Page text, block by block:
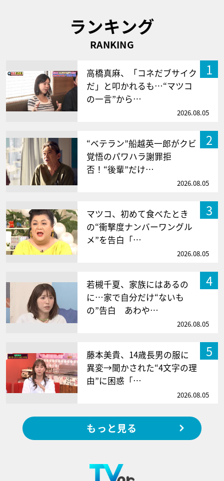
ランキング
RANKING
1
高橋真麻、「コネだブサイク
だ」と叩かれるも…“マツコ
の一言”から…
2026.08.05
2
“ベテラン”船越英一郎がクビ
覚悟のパワハラ謝罪拒
否！“後輩”だけ…
2026.08.05
3
マツコ、初めて食べたとき
の“衝撃度ナンバーワングル
メ”を告白「…
2026.08.05
4
若槻千夏、家族にはあるの
に…家で自分だけ“ないも
の”告白 あわや…
2026.08.05
5
藤本美貴、14歳長男の服に
異変→聞かされた“4文字の理
由”に困惑「…
2026.08.05
もっと見る